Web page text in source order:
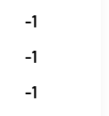
-1
-1
-1